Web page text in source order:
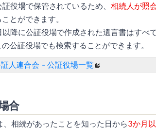
役場で保管されているため、 相続人が照
とができます。
降に公証役場で作成された遺言書はすべ
公証役場でも検索することができます。
人連合会 - 公証役場一覧
合
相続があったことを知った日から3か月